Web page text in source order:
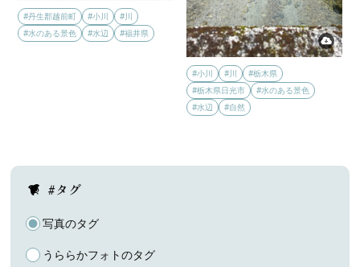
#丹生郡越前町 #小川
#川
#水のある景色
#水辺 #福井県
#小川 #川
#栃木県
#栃木県日光市
#水のある景色
#水辺
#自然
#タグ
写真のタグ
うららかフォトのタグ